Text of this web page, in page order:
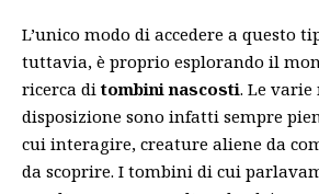
L’unico modo di accedere a questo
tuttavia, è proprio esplorando il
ricerca ditombini nascosti. Le varie
disposizione sono infatti sempre
cui interagire, creature aliene da
da scoprire. I tombini di cui